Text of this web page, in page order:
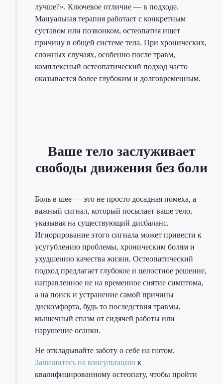
лучше?». Ключевое отличие — в подходе.
Мануальная терапия работает с конкретным
суставом или позвонком, остеопатия ищет
причину в общей системе тела. При хронических,
сложных случаях, особенно после травм,
комплексный остеопатический подход часто
оказывается более глубоким и долговременным.
Ваше тело заслуживает
свободы движения без боли
Боль в шее — это не просто досадная помеха, а
важный сигнал, который посылает ваше тело,
указывая на существующий дисбаланс.
Игнорирование этого сигнала может привести к
усугублению проблемы, хроническим болям и
ухудшению качества жизни. Остеопатический
подход предлагает глубокое и целостное решение,
направленное не на временное снятие симптома,
а на поиск и устранение самой причины
дискомфорта, будь то последствия травмы,
мышечный спазм от сидячей работы или
нарушение осанки.
Не откладывайте заботу о себе на потом.
Запишитесь на консультацию к
квалифицированному остеопату, чтобы пройти